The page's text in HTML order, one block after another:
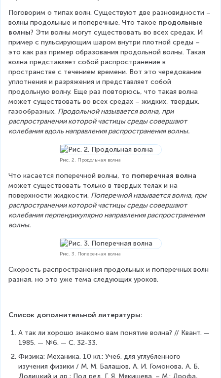
Поговорим о типах волн. Существуют две разновидности –
волны продольные и поперечные. Что такое продольные
волны? Эти волны могут существовать во всех средах. И
пример с пульсирующим шаром внутри плотной среды –
это как раз пример образования продольной волны. Такая
волна представляет собой распространение в
пространстве с течением времени. Вот это чередование
уплотнения и разряжения и представляет собой
продольную волну. Еще раз повторюсь, что такая волна
может существовать во всех средах – жидких, твердых,
газообразных. Продольной называется волна, при
распространении которой частицы среды совершают
колебания вдоль направления распространения волны.
Рис. 2. Продольная волна
Что касается поперечной волны, то поперечная волна
может существовать только в твердых телах и на
поверхности жидкости. Поперечной называется волна, при
распространении которой частицы среды совершают
колебания перпендикулярно направления распространения
волны.
Рис. 3. Поперечная волна
Скорость распространения продольных и поперечных волн
разная, но это уже тема следующих уроков.
Список дополнительной литературы:
А так ли хорошо знакомо вам понятие волна? // Квант. —
1985. — №6. — С. 32-33.
Физика: Механика. 10 кл.: Учеб. для углубленного
изучения физики / М. М. Балашов, А. И. Гомонова, А. Б.
Долицкий и др.; Под ред. Г. Я. Мякишева. – М.: Дрофа,